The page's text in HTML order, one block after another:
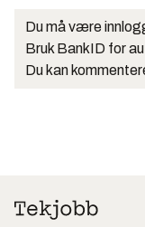
Du må være
Bruk BankID for
Du kan